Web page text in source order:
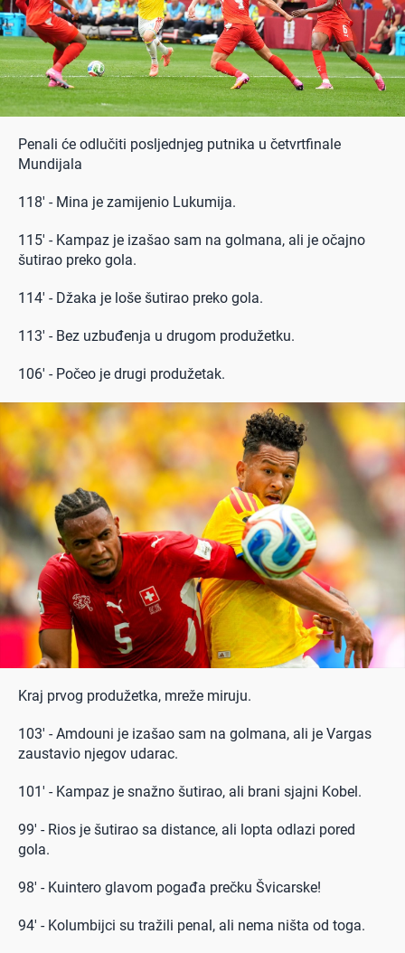
Penali će odlučiti posljednjeg putnika u četvrtfinale
Mundijala
118' - Mina je zamijenio Lukumija.
115' - Kampaz je izašao sam na golmana, ali je očajno
šutirao preko gola.
114' - Džaka je loše šutirao preko gola.
113' - Bez uzbuđenja u drugom produžetku.
106' - Počeo je drugi produžetak.
Kraj prvog produžetka, mreže miruju.
103' - Amdouni je izašao sam na golmana, ali je Vargas
zaustavio njegov udarac.
101' - Kampaz je snažno šutirao, ali brani sjajni Kobel.
99' - Rios je šutirao sa distance, ali lopta odlazi pored
gola.
98' - Kuintero glavom pogađa prečku Švicarske!
94' - Kolumbijci su tražili penal, ali nema ništa od toga.